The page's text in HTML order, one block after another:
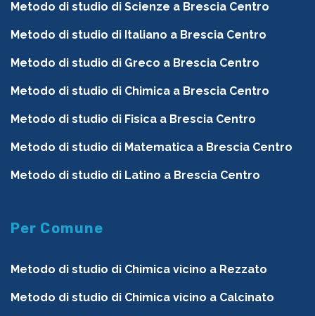
Metodo di studio di Scienze a Brescia Centro
Metodo di studio di Italiano a Brescia Centro
Metodo di studio di Greco a Brescia Centro
Metodo di studio di Chimica a Brescia Centro
Metodo di studio di Fisica a Brescia Centro
Metodo di studio di Matematica a Brescia Centro
Metodo di studio di Latino a Brescia Centro
Per Comune
Metodo di studio di Chimica vicino a Rezzato
Metodo di studio di Chimica vicino a Calcinato